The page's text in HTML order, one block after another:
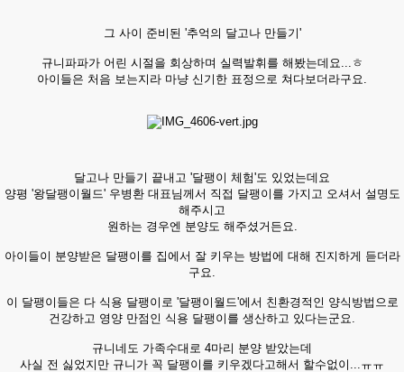
그 사이 준비된 '추억의 달고나 만들기'
규니파파가 어린 시절을 회상하며 실력발휘를 해봤는데요...ㅎ
아이들은 처음 보는지라 마냥 신기한 표정으로 쳐다보더라구요.
달고나 만들기 끝내고 '달팽이 체험'도 있었는데요
양평 '왕달팽이월드' 우병환 대표님께서 직접 달팽이를 가지고 오셔서 설명도
해주시고
원하는 경우엔 분양도 해주셨거든요.
아이들이 분양받은 달팽이를 집에서 잘 키우는 방법에 대해 진지하게 듣더라
구요.
이 달팽이들은 다 식용 달팽이로 '달팽이월드'에서 친환경적인 양식방법으로
건강하고 영양 만점인 식용 달팽이를 생산하고 있다는군요.
규니네도 가족수대로 4마리 분양 받았는데
사실 전 싫었지만 규니가 꼭 달팽이를 키우겠다고해서 할수없이...ㅠㅠ